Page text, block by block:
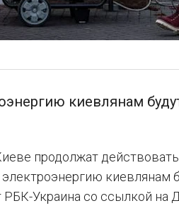
киевлянам
продолжат
киевлянам
РБК-Украина со ссылкой на